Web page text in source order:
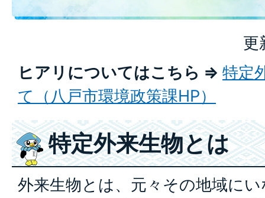
更
ヒアリについてはこちら ⇒ 特定
て（八戸市環境政策課HP）
特定外来生物とは
外来生物とは、元々その地域に